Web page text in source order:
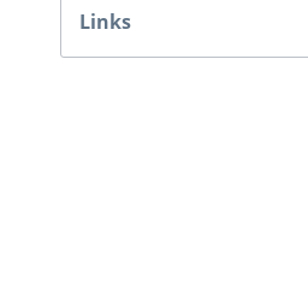
Links